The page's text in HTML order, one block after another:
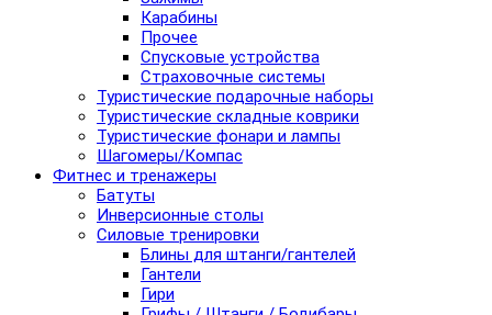
Карабины
Прочее
Спусковые устройства
Страховочные системы
Туристические подарочные наборы
Туристические складные коврики
Туристические фонари и лампы
Шагомеры/Компас
Фитнес и тренажеры
Батуты
Инверсионные столы
Силовые тренировки
Блины для штанги/гантелей
Гантели
Гири